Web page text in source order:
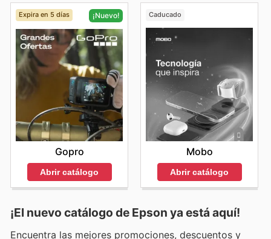
Expira en 5 días ¡Nuevo!
Gopro
Abrir catálogo
Caducado
Mobo
Abrir catálogo
¡El nuevo catálogo de Epson ya está aquí!
Encuentra las mejores promociones, descuentos y